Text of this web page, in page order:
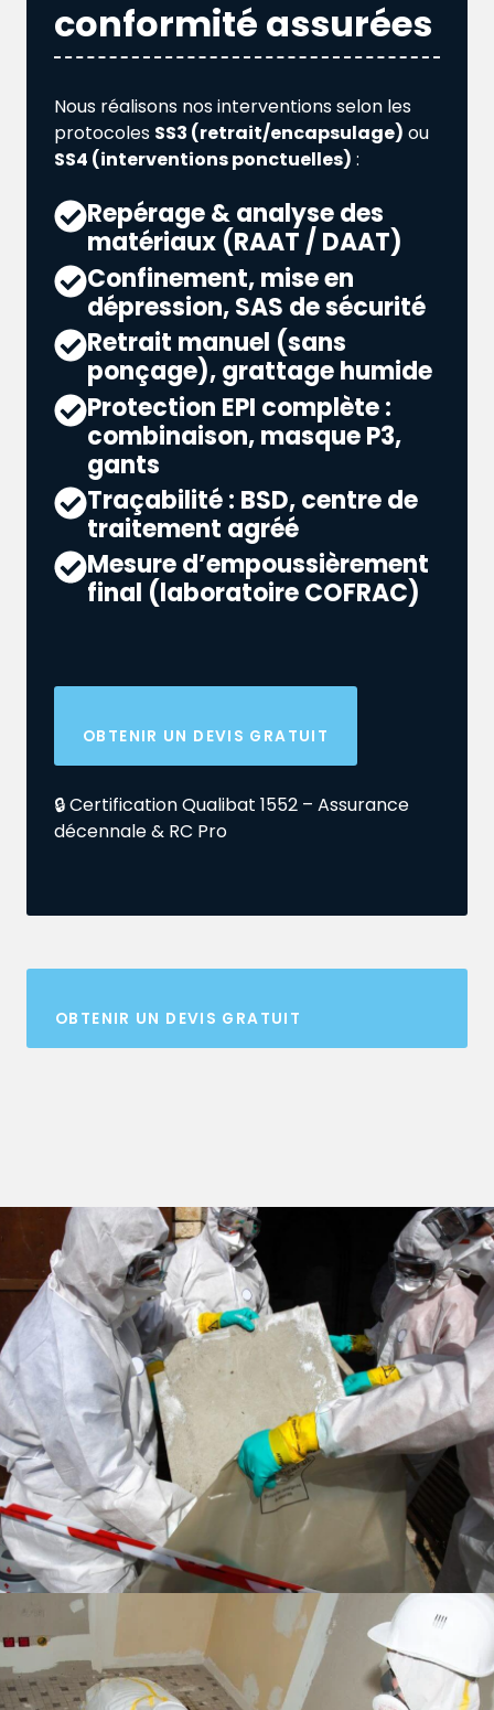
conformité assurées
Nous réalisons nos interventions selon les
protocoles SS3 (retrait/encapsulage) ou
SS4 (interventions ponctuelles) :
Repérage & analyse des
matériaux (RAAT / DAAT)
Confinement, mise en
dépression, SAS de sécurité
Retrait manuel (sans
ponçage), grattage humide
Protection EPI complète :
combinaison, masque P3,
gants
Traçabilité : BSD, centre de
traitement agréé
Mesure d’empoussièrement
final (laboratoire COFRAC)
OBTENIR UN DEVIS GRATUIT
🔒 Certification Qualibat 1552 – Assurance
décennale & RC Pro
OBTENIR UN DEVIS GRATUIT